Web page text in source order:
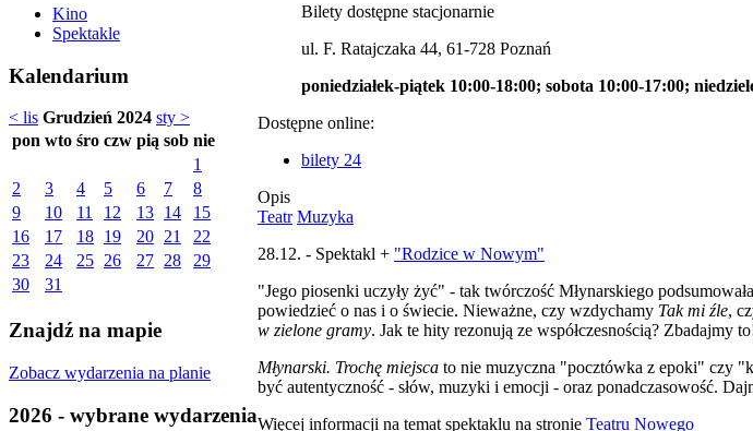
Kino
Spektakle
Kalendarium
< lis Grudzień 2024 sty >
pon wto śro czw pią sob nie
1
2
3 4 5 6 7
8
9
10 11 12 13 14
15
16
17 18 19 20 21
22
23
24 25 26 27 28
29
30
31
Znajdź na mapie
Zobacz wydarzenia na planie
2026 - wybrane wydarzenia
Bilety dostępne stacjonarnie
ul. F. Ratajczaka 44, 61-728 Poznań
poniedziałek-piątek 10:00-18:00; sobota 10:00-17:00;
Dostępne online:
bilety 24
Opis
Teatr Muzyka
28.12. - Spektakl + "Rodzice w Nowym"
"Jego piosenki uczyły żyć" - tak twórczość Młynarskiego
powiedzieć o nas i o świecie. Nieważne, czy wzdychamy Tak mi źle,
w zielone gramy. Jak te hity rezonują ze współczesnością? Zbadajmy
Młynarski. Trochę miejsca to nie muzyczna "pocztówka z epoki" czy
być autentyczność - słów, muzyki i emocji - oraz ponadczasowość.
Więcej informacji na temat spektaklu na stronie Teatru Nowego